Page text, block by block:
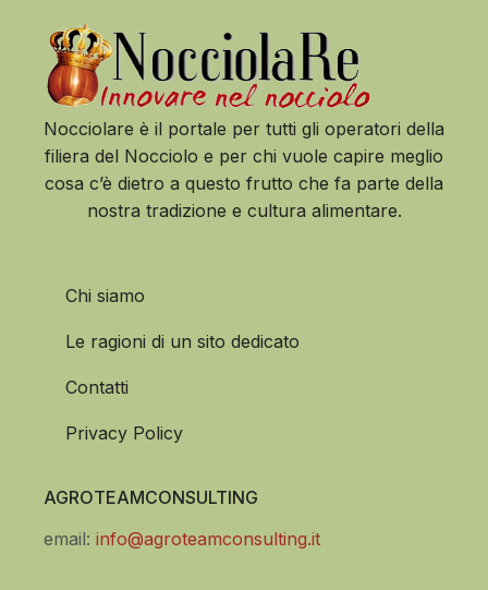
Nocciolare è il portale per tutti gli operatori della
filiera del Nocciolo e per chi vuole capire meglio
cosa c’è dietro a questo frutto che fa parte della
nostra tradizione e cultura alimentare.
Chi siamo
Le ragioni di un sito dedicato
Contatti
Privacy Policy
AGROTEAMCONSULTING
email: info@agroteamconsulting.it